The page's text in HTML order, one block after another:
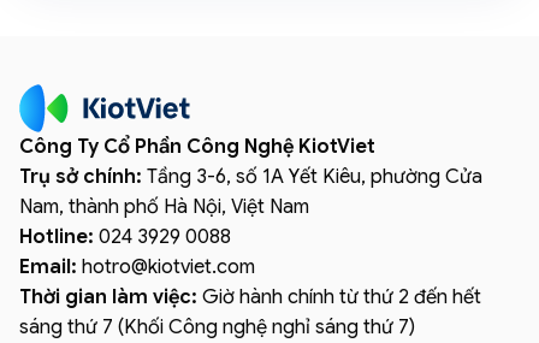
Công Ty Cổ Phần Công Nghệ KiotViet
Trụ sở chính: Tầng 3-6, số 1A Yết Kiêu, phường Cửa
Nam, thành phố Hà Nội, Việt Nam
Hotline: 024 3929 0088
Email: hotro@kiotviet.com
Thời gian làm việc: Giờ hành chính từ thứ 2 đến hết
sáng thứ 7 (Khối Công nghệ nghỉ sáng thứ 7)